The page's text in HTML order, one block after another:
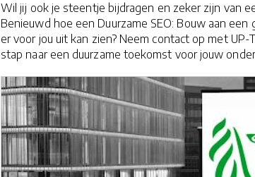
Wil jij ook je steentje bijdragen en zeker zijn van
Benieuwd hoe een Duurzame SEO: Bouw aan
er voor jou uit kan zien? Neem contact op met
stap naar een duurzame toekomst voor jouw